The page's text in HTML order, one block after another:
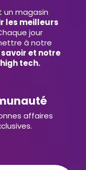
magasin
les meilleurs
jour
à notre
et notre
tech.
affaires